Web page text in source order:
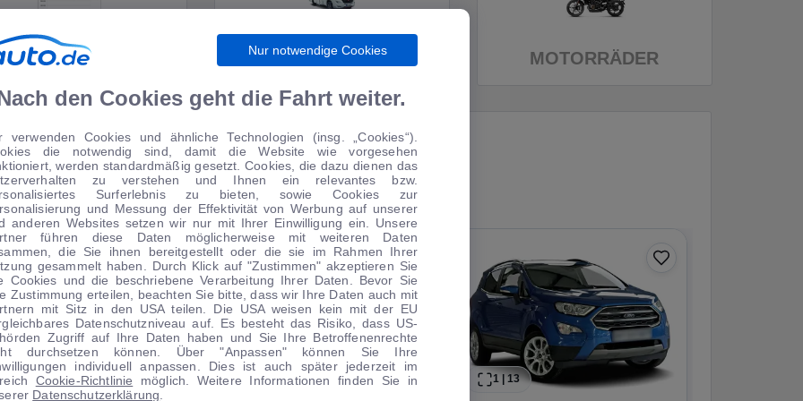
WIRTSCHAFT WOHNMOBILE MOTORRÄDER
TIPPS VOM AUTOMARKT
Anzahlung
1|15
0 € Anzahlung
Angebot
1 |15 1 13
Nur notwendige Cookies
den Cookies geht die Fahrt weiter.
verwenden Cookies und ähnliche Technologien (insg. „Cookies“).
die notwendig sind, damit die Website wie vorgesehen
werden standardmäßig gesetzt. Cookies, die dazu dienen das
zu verstehen und Ihnen ein relevantes bzw.
Surferlebnis zu bieten, sowie Cookies zur
und Messung der Effektivität von Werbung auf unserer
anderen Websites setzen wir nur mit Ihrer Einwilligung ein. Unsere
führen diese Daten möglicherweise mit weiteren Daten
die Sie ihnen bereitgestellt oder die sie im Rahmen Ihrer
gesammelt haben. Durch Klick auf "Zustimmen" akzeptieren Sie
Cookies und die beschriebene Verarbeitung Ihrer Daten. Bevor Sie
Zustimmung erteilen, beachten Sie bitte, dass wir Ihre Daten auch mit
mit Sitz in den USA teilen. Die USA weisen kein mit der EU
Datenschutzniveau auf. Es besteht das Risiko, dass US-
Zugriff auf Ihre Daten haben und Sie Ihre Betroffenenrechte
durchsetzen können. Über "Anpassen" können Sie Ihre
individuell anpassen. Dies ist auch später jederzeit im
Cookie-Richtlinie möglich. Weitere Informationen finden Sie in
Datenschutzerklärung